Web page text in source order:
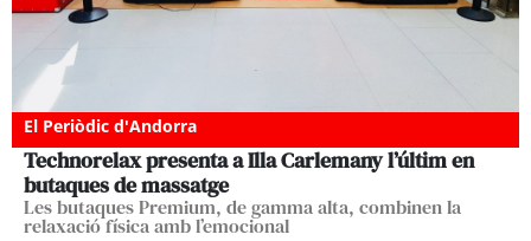
El Periòdic d'Andorra
Technorelax presenta a Illa Carlemany l’últim en
butaques de massatge
Les butaques Premium, de gamma alta, combinen la
relaxació física amb l’emocional